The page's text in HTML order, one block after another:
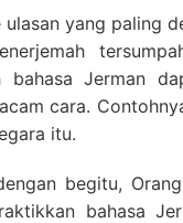
ulasan yang paling
bahasa Jerman
cara.
itu.
begitu,
bahasa